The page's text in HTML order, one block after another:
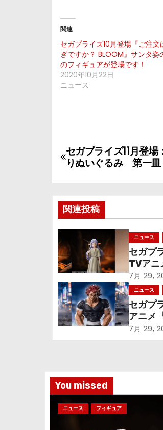
関連
セガプライズ10月登場『ご注文
ぎですか？ BLOOM』サンタ姿
のフィギュアが登場です！
2020年10月22日
ニュース
投
稿
ビ
ゲ
ー
シ
ョ
ン
セガプライズ11月登
りぬいぐるみ 第一皿
関連投稿
ニュース
セガプ
TVアニ
ン』鉱
っっち
立体化
7月 29,
ニュース
セガプ
アニメ
次郎」
7月 29,
You missed
ニュース フィギュア